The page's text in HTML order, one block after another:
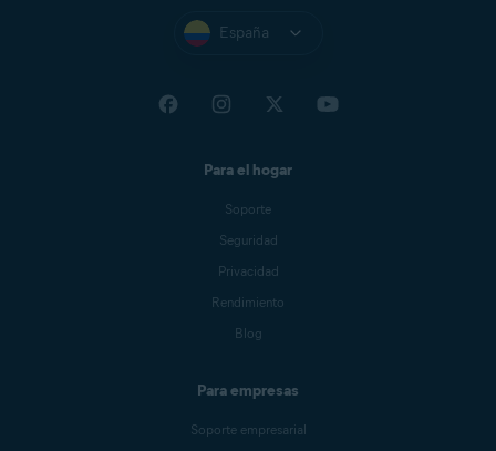
España
Para el hogar
Soporte
Seguridad
Privacidad
Rendimiento
Blog
Para empresas
Soporte empresarial